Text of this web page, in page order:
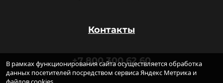
Контакты
+7 800 300 62 60
В рамках функционирования сайта осуществляется обработка
данных посетителей посредством сервиса Яндекс Метрика и